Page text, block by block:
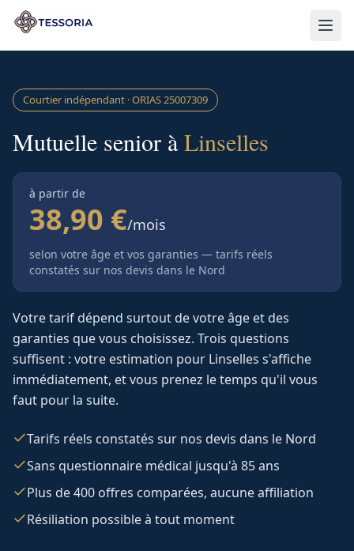
Aller au contenu principal
Courtier indépendant · ORIAS25007309
Mutuelle senior àLinselles
à partir de
38,90 €/mois
selon votre âge et vos garanties — tarifs réels
constatés sur nos devis dans le Nord
Votre tarif dépend surtout de votre âge et des
garanties que vous choisissez. Trois questions
suffisent : votre estimation pour Linselles s'affiche
immédiatement, et vous prenez le temps qu'il vous
faut pour la suite.
Tarifs réels constatés sur nos devis dans le Nord
Sans questionnaire médical jusqu'à 85 ans
Plus de 400 offres comparées, aucune affiliation
Résiliation possible à tout moment